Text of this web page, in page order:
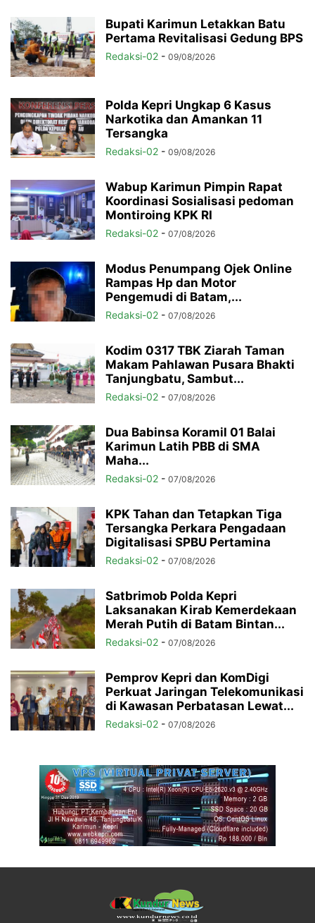
Bupati Karimun Letakkan Batu
Pertama Revitalisasi Gedung BPS
Redaksi-02 - 09/08/2026
Polda Kepri Ungkap 6 Kasus
Narkotika dan Amankan 11
Tersangka
Redaksi-02 - 09/08/2026
Wabup Karimun Pimpin Rapat
Koordinasi Sosialisasi pedoman
Montiroing KPK RI
Redaksi-02 - 07/08/2026
Modus Penumpang Ojek Online
Rampas Hp dan Motor
Pengemudi di Batam,...
Redaksi-02 - 07/08/2026
Kodim 0317 TBK Ziarah Taman
Makam Pahlawan Pusara Bhakti
Tanjungbatu, Sambut...
Redaksi-02 - 07/08/2026
Dua Babinsa Koramil 01 Balai
Karimun Latih PBB di SMA
Maha...
Redaksi-02 - 07/08/2026
KPK Tahan dan Tetapkan Tiga
Tersangka Perkara Pengadaan
Digitalisasi SPBU Pertamina
Redaksi-02 - 07/08/2026
Satbrimob Polda Kepri
Laksanakan Kirab Kemerdekaan
Merah Putih di Batam Bintan...
Redaksi-02 - 07/08/2026
Pemprov Kepri dan KomDigi
Perkuat Jaringan Telekomunikasi
di Kawasan Perbatasan Lewat...
Redaksi-02 - 07/08/2026